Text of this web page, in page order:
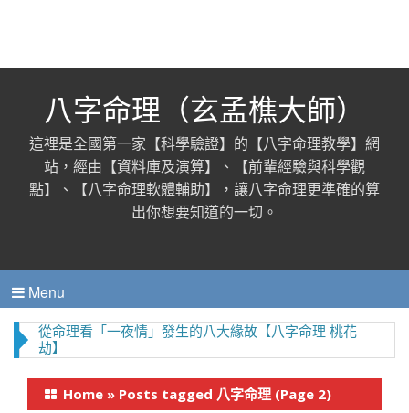
八字命理（玄孟樵大師）
這裡是全國第一家【科學驗證】的【八字命理教學】網
站，經由【資料庫及演算】、【前輩經驗與科學觀
點】、【八字命理軟體輔助】，讓八字命理更準確的算
出你想要知道的一切。
Menu
人到40歲，還是信力不信命，那只能說明此人悟性太
差！
Home » Posts tagged 八字命理 (Page 2)